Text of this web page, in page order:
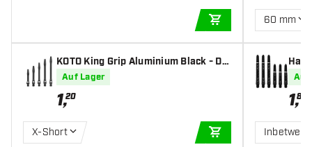
IN DEN
KOTO King Grip Aluminium Black - Da
rt Shafts
Auf Lager
1,20
X-Short
IN DEN
60 mm
Auf
1,80
Inbetween